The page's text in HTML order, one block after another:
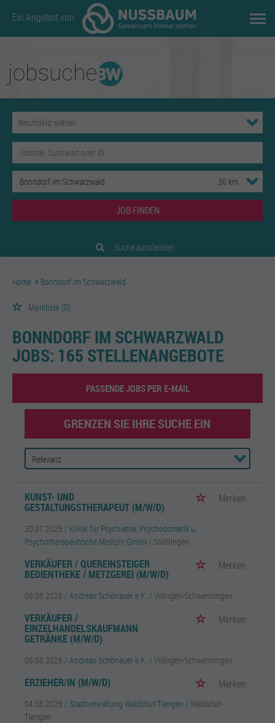
Ein Angebot von
JOB FINDEN
Suche ausblenden
Home Bonndorf im Schwarzwald
Merkliste (0)
BONNDORF IM SCHWARZWALD
JOBS: 165 STELLENANGEBOTE
PASSENDE JOBS PER E-MAIL
GRENZEN SIE IHRE SUCHE EIN
KUNST- UND
GESTALTUNGSTHERAPEUT (M/W/D)
Merken
30.07.2026 / Klinik für Psychiatrie, Psychosomatik u.
Psychotherapeutische Medizin GmbH / Stühlingen
VERKÄUFER / QUEREINSTEIGER
BEDIENTHEKE / METZGEREI (M/W/D)
Merken
06.08.2026 / Andreas Schönauer e.K. / Villingen-Schwenningen
VERKÄUFER /
EINZELHANDELSKAUFMANN
GETRÄNKE (M/W/D)
Merken
06.08.2026 / Andreas Schönauer e.K. / Villingen-Schwenningen
ERZIEHER/IN (M/W/D) Merken
04.08.2026 / Stadtverwaltung Waldshut-Tiengen / Waldshut-
Tiengen